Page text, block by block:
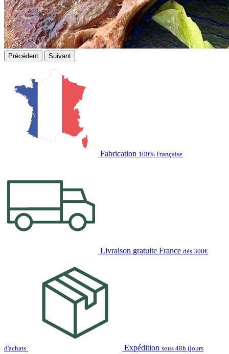
Précédent Suivant
Fabrication 100% Française
Livraison gratuite France dès 300€
d'achats Expédition sous 48h (jours